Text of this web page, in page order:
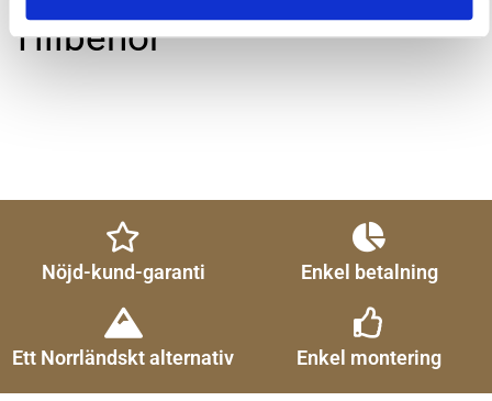
Tillbehör
Nöjd-kund-garanti Enkel betalning
Ett Norrländskt alternativ Enkel montering